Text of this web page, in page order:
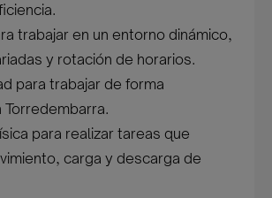
trabajar en un entorno dinámico,
y rotación de horarios.
para trabajar de forma
para realizar tareas que
carga y descarga de